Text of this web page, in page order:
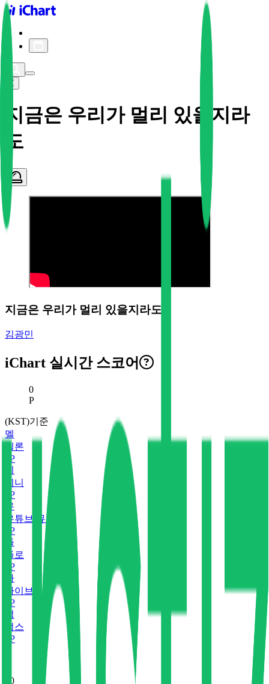
iChart logo
지금은 우리가 멀리 있을지라
도
지금은 우리가 멀리 있을지라도
김광민
iChart 실시간 스코어
현재 스코어
0
P
(KST)기준
멜
멜론
P
지니
P
유
유튜브 뮤직
P
플
플로
P
바
바이브
P
벅
벅스
P
0